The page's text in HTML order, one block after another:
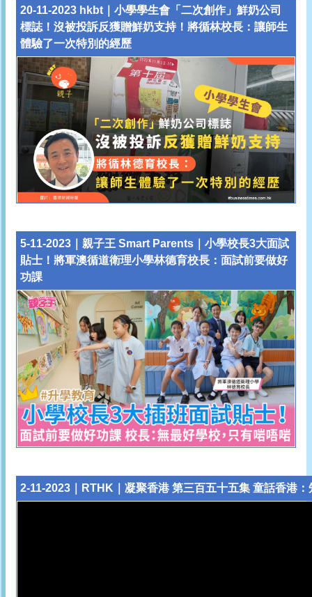
20-11-2023 hkbt｜小學學生會「二次創作」鮮奶公司
標誌！沒被投訴反獲贈鮮奶支持！將循林校長：讓師生
體驗了一次特別的經歷
5-11-2023｜ 親子王 Smart Parents｜小學校長3大面試
貼士！將軍澳循道衛理小學林德育校長：面試前要做好
功課
2-11-2023｜RTHK｜凝聚香港 第三百五十五集 童話香港